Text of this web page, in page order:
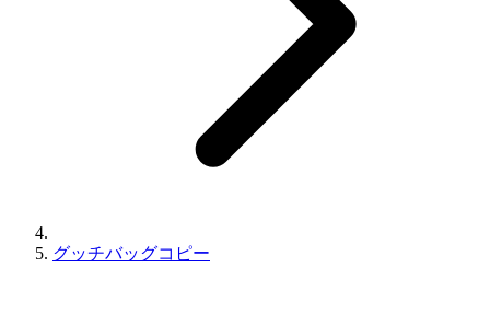
グッチバッグコピー